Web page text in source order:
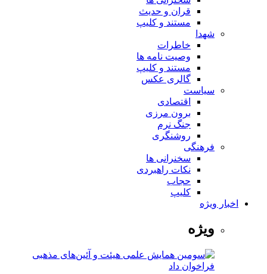
قران و حدیث
مستند و کلیپ
شهدا
خاطرات
وصیت نامه ها
مستند و کلیپ
گالری عکس
سیاست
اقتصادی
برون مرزی
جنگ نرم
روشنگری
فرهنگی
سخنرانی ها
نکات راهبردی
حجاب
کلیپ
اخبار ویژه
ویژه